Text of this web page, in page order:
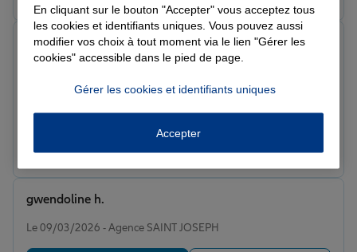
Note de 5 sur 5
Super ?? Et merci à ma conseillère I. pour sa rapidité,
stephanie r.
Le 09/03/2026 - Agence SAINT JOSEPH
gwendoline h.
En cliquant sur le bouton "Accepter" vous acceptez tous
les cookies et identifiants uniques. Vous pouvez aussi
modifier vos choix à tout moment via le lien "Gérer les
cookies" accessible dans le pied de page.
Gérer les cookies et identifiants uniques
Accepter